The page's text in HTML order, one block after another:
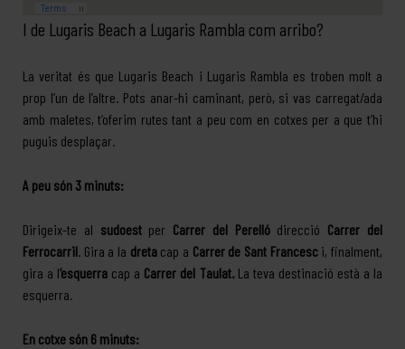
I de Lugaris Beach a Lugaris Rambla com arribo?
La veritat és que Lugaris Beach i Lugaris Rambla es troben molt a
prop l’un de l’altre. Pots anar-hi caminant, però, si vas carregat/ada
amb maletes, t’oferim rutes tant a peu com en cotxes per a que t’hi
puguis desplaçar.
A peu són 3 minuts:
Dirigeix-te al sudoestper Carrer del Perellódirecció Carrer del
Ferrocarril. Gira a la dretacap a Carrer de Sant Francesci, finalment,
gira a l‘esquerra cap a Carrer del Taulat. La teva destinació està a la
esquerra.
En cotxe són 6 minuts: